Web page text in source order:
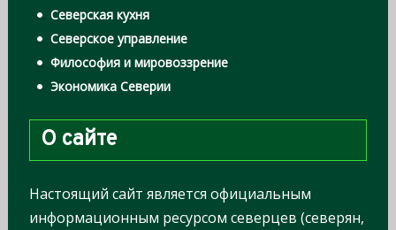
Северская кухня
Северское управление
Философия и мировоззрение
Экономика Северии
О сайте
Настоящий сайт является официальным
информационным ресурсом северцев (северян,